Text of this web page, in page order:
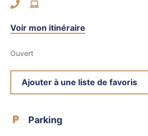
Voir mon itinéraire
Ouvert
Ajouter à une liste de favoris
Parking